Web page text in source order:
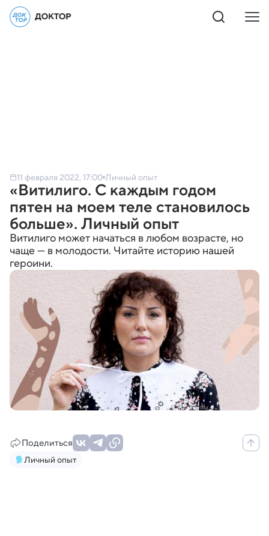
11 февраля 2022, 17:00 Личный опыт
«Витилиго. С каждым годом
пятен на моем теле становилось
больше». Личный опыт
Витилиго может начаться в любом возрасте, но
чаще — в молодости. Читайте историю нашей
героини.
Поделиться
Личный опыт